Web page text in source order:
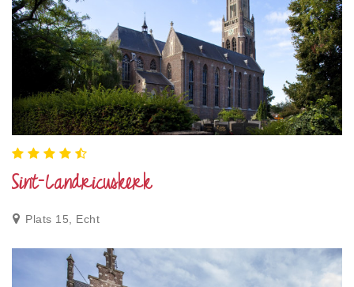
Sint-Landricuskerk
Plats 15, Echt